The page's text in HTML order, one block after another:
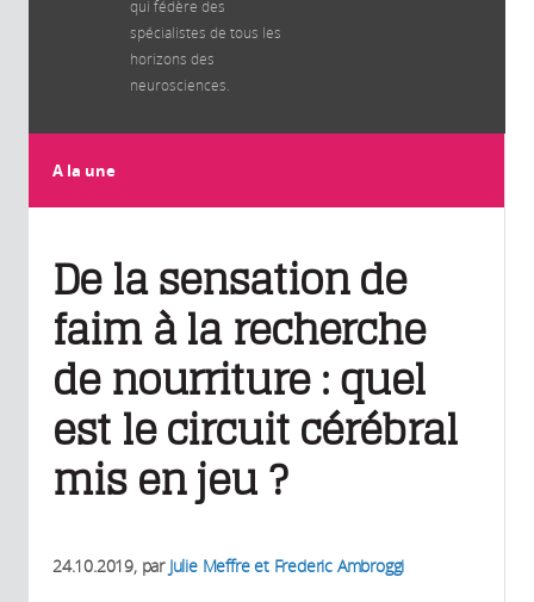
qui fédère des
spécialistes de tous les
horizons des
neurosciences.
A la une
De la sensation de
faim à la recherche
de nourriture : quel
est le circuit cérébral
mis en jeu ?
24.10.2019, par Julie Meffre et Frederic Ambroggi